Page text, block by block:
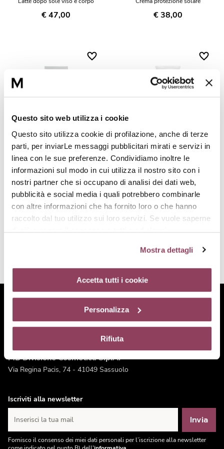
Questo sito web utilizza i cookie
Questo sito utilizza cookie di profilazione, anche di terze
parti, per inviarLe messaggi pubblicitari mirati e servizi in
linea con le sue preferenze. Condividiamo inoltre le
informazioni sul modo in cui utilizza il nostro sito con i
nostri partner che si occupano di analisi dei dati web,
pubblicità e social media i quali potrebbero combinarle
con altre informazioni che ha fornito loro o che hanno
raccolto dal tuo utilizzo sui loro servizi. Se vuole saperne
di più o negare il consenso a tutti o ad alcuni
cliccando sul tasto “Accetta tutti i cookie”. Se non vuole i
cookie di profilazione può negare il consenso sul tasto
“Rifiuta”. Chiudendo questo banner tramite l’apposito
comando “X” continuerai la navigazione del sito in
diversi da quelli tecnici.
Mostra dettagli
Accetta tutti i cookie
Personalizza
Rifiuta
Réponse Pureté
Réponse Body
Réponse Soleil
Edizione Limitata
€ 47,00 € 38,00
SUN PROTECTION
CREAM SPF 50+
Crema protezione solare
€ 41,00
SUN PROTECTION MILK
SPF 30
Latte protezione solare
€ 45,00
MB Divisione Cosmetica S.p.A.
Via Regina Pacis, 74 - 41049 Sassuolo
Iscriviti alla newsletter
Inserisci la tua mail Invia
Fornisco il consenso dei miei dati personali per l’iscrizione alla newsletter